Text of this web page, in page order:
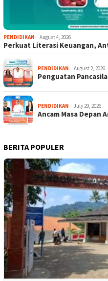
PENDIDIKAN August 4, 2026
Perkuat Literasi Keuangan,
PENDIDIKAN August 2, 2026
Penguatan
PENDIDIKAN July 29, 2026
Ancam Masa Depan
BERITA POPULER